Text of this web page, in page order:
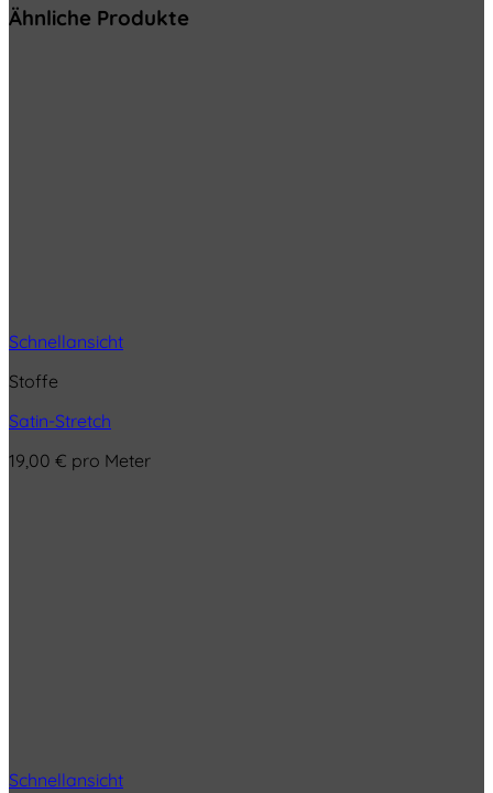
Ähnliche Produkte
Schnellansicht
Stoffe
Satin-Stretch
19,00 € pro Meter
Schnellansicht